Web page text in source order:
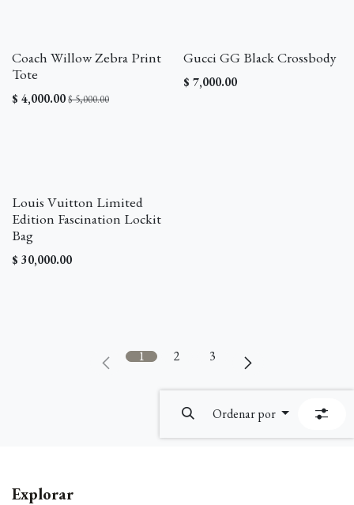
¡REBAJA!
Coach Willow Zebra Print
Tote
$ 4,000.00$5,000.00
Gucci GG Black Crossbody
$ 7,000.00
Louis Vuitton Limited
Edition Fascination Lockit
Bag
$ 30,000.00
1 2 3
Ordenar por
Explorar